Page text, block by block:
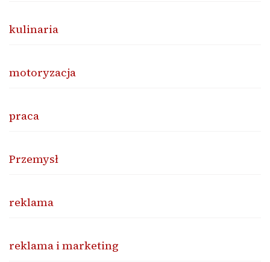
kulinaria
motoryzacja
praca
Przemysł
reklama
reklama i marketing